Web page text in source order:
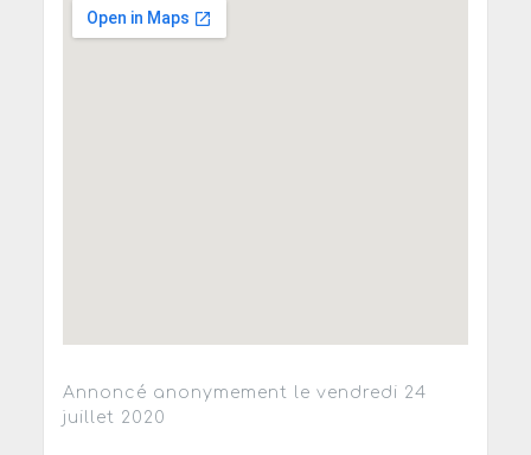
Annoncé anonymement le vendredi 24
juillet 2020